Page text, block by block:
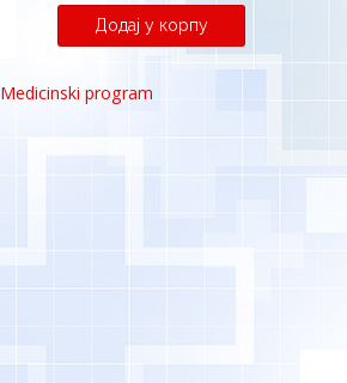
Додај у корпу
Medicinski program